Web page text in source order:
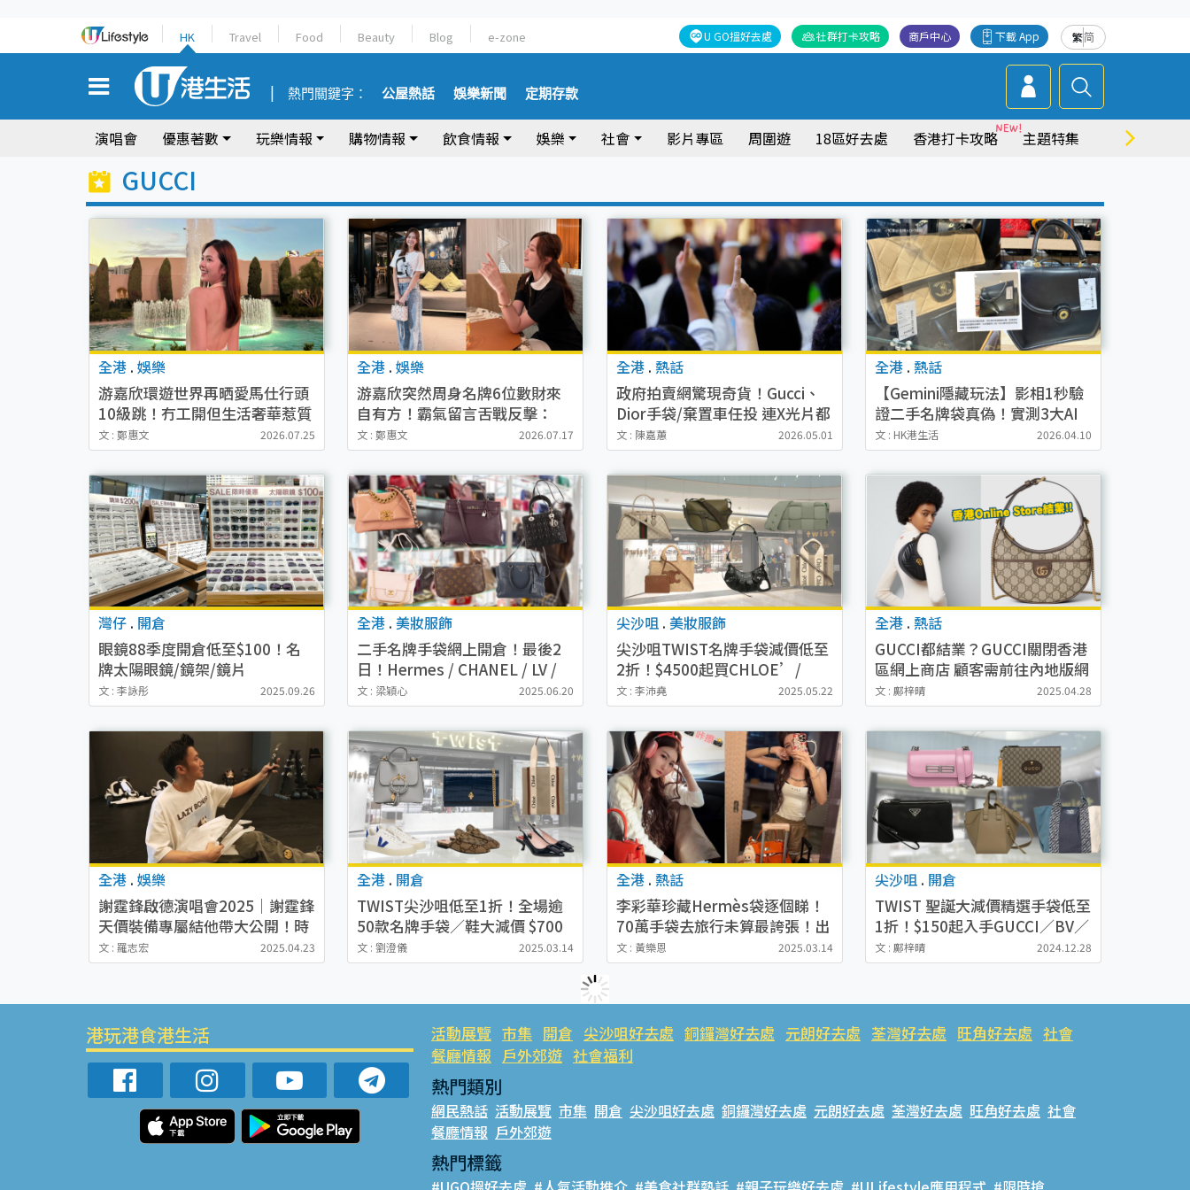
HK Travel Food Beauty Blog e-zone 繁简
下載 App
商戶中心
社群打卡攻略
U GO搵好去處
熱門關鍵字： 公屋熱話 娛樂新聞 定期存款
演唱會 優惠著數 玩樂情報 購物情報 飲食情報 娛樂 社會 影片專區 周圍遊 18區好去處 香港打卡攻略 主題特集 商場情報
GUCCI
全港 . 娛樂
游嘉欣環遊世界再晒愛馬仕行頭
10級跳！冇工開但生活奢華惹質
疑：TVB咁高人工咩？
文 : 鄭惠文 2026.07.25
全港 .娛樂
游嘉欣突然周身名牌6位數財來
自有方！霸氣留言舌戰反擊：
「唔一定下下關男人事」
文 : 鄭惠文 2026.07.17
全港 . 熱話
政府拍賣網驚現奇貨！Gucci、
Dior手袋/棄置車任投 連X光片都
有人買？
文 : 陳嘉蕙 2026.05.01
全港 .熱話
【Gemini隱藏玩法】影相1秒驗
證二手名牌袋真偽！實測3大AI
指令驗貨
文 : HK港生活 2026.04.10
灣仔 . 開倉
眼鏡88季度開倉低至$100！名
牌太陽眼鏡/鏡架/鏡片
BURBERRY/COACH/GUCCI/YS
L任揀！
文 : 李詠彤 2025.09.26
全港 .美妝服飾
二手名牌手袋網上開倉！最後2
日！Hermes / CHANEL / LV /
GUCCI / Prada等$3000起買
到！
文 : 梁穎心 2025.06.20
尖沙咀 . 美妝服飾
尖沙咀TWIST名牌手袋減價低至
2折！$4500起買CHLOE’/
CELINE/ GUCCI/LOEWE
文 : 李沛堯 2025.05.22
全港 .熱話
GUCCI都結業？GUCCI關閉香港
區網上商店 顧客需前往內地版網
站購買
文 : 鄺梓晴 2025.04.28
全港 . 娛樂
謝霆鋒啟德演唱會2025｜謝霆鋒
天價裝備專屬結他帶大公開！時
裝教父山本耀司御製暗黑聖物加
持
文 : 羅志宏 2025.04.23
全港 . 開倉
TWIST尖沙咀低至1折！全場逾
50款名牌手袋／鞋大減價 $700
起買VEJA／LOEWE／GUCCI
文 : 劉澄儀 2025.03.14
全港 . 熱話
李彩華珍藏Hermès袋逐個睇！
70萬手袋去旅行未算最誇張！出
動百萬私伙拍劇濕濕碎
文 : 黃樂恩 2025.03.14
尖沙咀 . 開倉
TWIST 聖誕大減價精選手袋低至
1折！$150起入手GUCCI／BV／
LOEWE等名牌（附款式價錢）
文 : 鄺梓晴 2024.12.28
港玩港食港生活 活動展覽 市集 開倉 尖沙咀好去處 銅鑼灣好去處 元朗好去處 荃灣好去處 旺角好去處 社會
餐廳情報 戶外郊遊 社會福利
熱門類別
網民熱話 活動展覽 市集 開倉 尖沙咀好去處 銅鑼灣好去處 元朗好去處 荃灣好去處 旺角好去處 社會
餐廳情報 戶外郊遊
熱門標籤